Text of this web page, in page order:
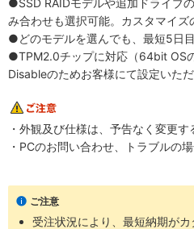
み合わせも選択可能。カスタマイズ
●どのモデルを選んでも、最短5日目
●TPM2.0チップに対応（64bit OS
Disableのためお客様にて設定いた
・外観及び仕様は、予告なく変更す
・PCのお問い合わせ、トラブルの
ご注意
受注状況により、最短納期が